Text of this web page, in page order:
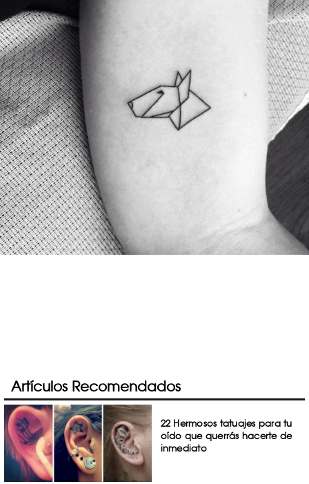
Artículos Recomendados
22 Hermosos tatuajes para tu
oído que querrás hacerte de
inmediato